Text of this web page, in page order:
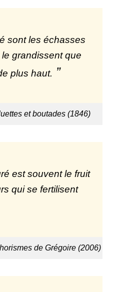
sont les échasses
grandissent que
plus haut.
et boutades (1846)
est souvent le fruit
qui se fertilisent
de Grégoire (2006)